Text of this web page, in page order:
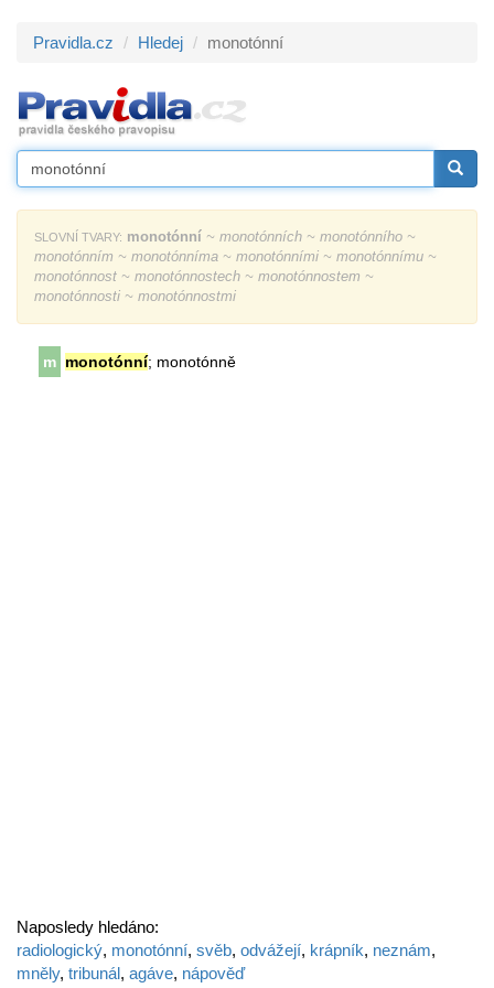
Pravidla.cz Hledej monotónní
SLOVNÍ TVARY: monotónní ~ monotónních ~ monotónního ~
monotónním ~ monotónníma ~ monotónními ~ monotónnímu ~
monotónnost ~ monotónnostech ~ monotónnostem ~
monotónnosti ~ monotónnostmi
m monotónní; monotónně
Naposledy hledáno:
radiologický, monotónní, svěb, odvážejí, krápník, neznám,
mněly, tribunál, agáve, nápověď